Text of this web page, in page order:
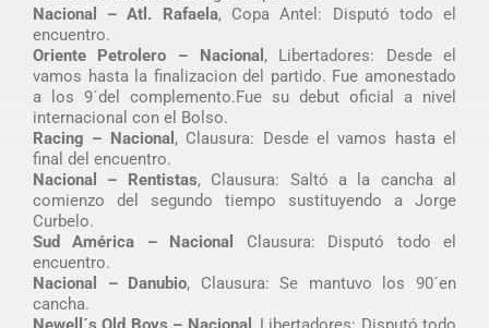
Nacional – Atl. Rafaela, Copa Antel: Disputó todo el
encuentro.
Oriente Petrolero – Nacional , Libertadores: Desde el
vamos hasta la finalizacion del partido. Fue amonestado
a los 9´del complemento.Fue su debut oficial a nivel
internacional con el Bolso.
Racing – Nacional , Clausura: Desde el vamos hasta el
final del encuentro.
Nacional – Rentistas, Clausura: Saltó a la cancha al
comienzo del segundo tiempo sustituyendo a Jorge
Curbelo.
Sud América – Nacional
Clausura: Disputó todo el
encuentro.
Nacional – Danubio, Clausura: Se mantuvo los 90´en
cancha.